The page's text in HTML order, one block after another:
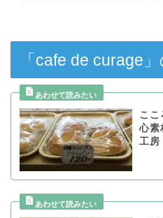
「cafe de curage
ここ
心素
工房